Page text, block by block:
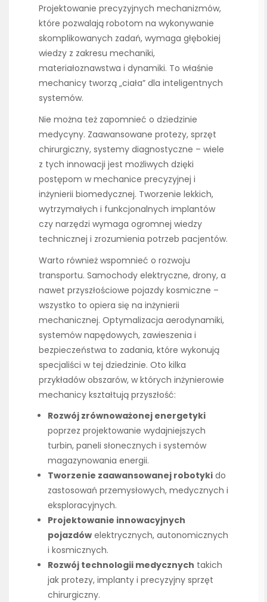
Projektowanie precyzyjnych mechanizmów,
które pozwalają robotom na wykonywanie
skomplikowanych zadań, wymaga głębokiej
wiedzy z zakresu mechaniki,
materiałoznawstwa i dynamiki. To właśnie
mechanicy tworzą „ciała” dla inteligentnych
systemów.
Nie można też zapomnieć o dziedzinie
medycyny. Zaawansowane protezy, sprzęt
chirurgiczny, systemy diagnostyczne – wiele
z tych innowacji jest możliwych dzięki
postępom w mechanice precyzyjnej i
inżynierii biomedycznej. Tworzenie lekkich,
wytrzymałych i funkcjonalnych implantów
czy narzędzi wymaga ogromnej wiedzy
technicznej i zrozumienia potrzeb pacjentów.
Warto również wspomnieć o rozwoju
transportu. Samochody elektryczne, drony, a
nawet przyszłościowe pojazdy kosmiczne –
wszystko to opiera się na inżynierii
mechanicznej. Optymalizacja aerodynamiki,
systemów napędowych, zawieszenia i
bezpieczeństwa to zadania, które wykonują
specjaliści w tej dziedzinie. Oto kilka
przykładów obszarów, w których inżynierowie
mechanicy kształtują przyszłość:
Rozwój zrównoważonej energetyki
poprzez projektowanie wydajniejszych
turbin, paneli słonecznych i systemów
magazynowania energii.
Tworzenie zaawansowanej robotyki do
zastosowań przemysłowych, medycznych i
eksploracyjnych.
Projektowanie innowacyjnych
pojazdów elektrycznych, autonomicznych
i kosmicznych.
Rozwój technologii medycznych takich
jak protezy, implanty i precyzyjny sprzęt
chirurgiczny.